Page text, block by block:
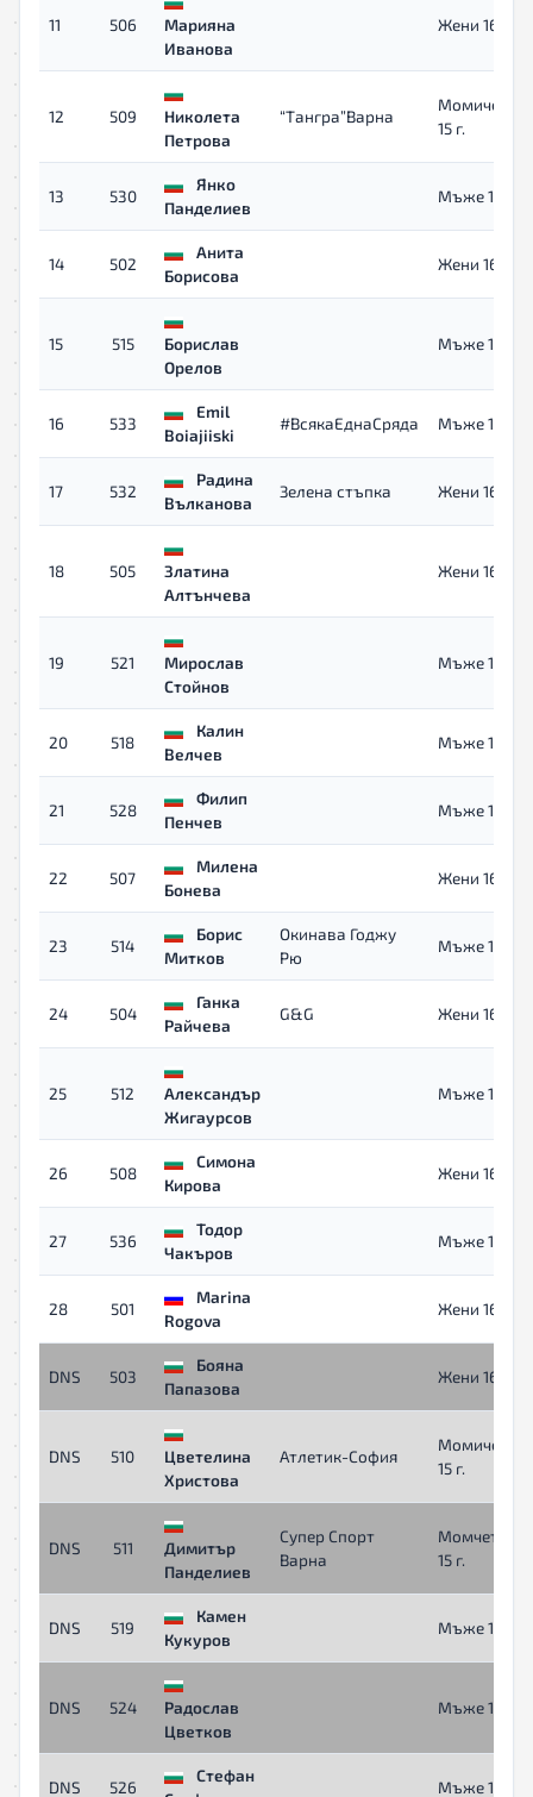
11 506
Марияна
Иванова
Жени 16+
12 509
Николета
Петрова
“Тангра”Варна
Момичета
15 г.
13 530
Янко
Панделиев
Мъже 16+
14 502
Анита
Борисова
Жени 16+
15 515
Борислав
Орелов
Мъже 16+
16 533
Emil
Boiajiiski
#ВсякаЕднаСряда Мъже 16+
17 532
Радина
Вълканова
Зелена стъпка Жени 16+
18 505
Златина
Алтънчева
Жени 16+
19 521
Мирослав
Стойнов
Мъже 16+
20 518
Калин
Велчев
Мъже 16+
21 528
Филип
Пенчев
Мъже 16+
22 507
Милена
Бонева
Жени 16+
23 514
Борис
Митков
Окинава Годжу
Рю
Мъже 16+
24 504
Ганка
Райчева
G&G Жени 16+
25 512
Александър
Жигаурсов
Мъже 16+
26 508
Симона
Кирова
Жени 16+
27 536
Тодор
Чакъров
Мъже 16+
28 501
Marina
Rogova
Жени 16+
DNS 503
Бояна
Папазова
Жени 16+
DNS 510
Цветелина
Христова
Атлетик-София
Момичета
15 г.
DNS 511
Димитър
Панделиев
Супер Спорт
Варна
Момчета 12-
15 г.
DNS 519
Камен
Кукуров
Мъже 16+
DNS 524
Радослав
Цветков
Мъже 16+
DNS 526
Стефан
Мъже 16+